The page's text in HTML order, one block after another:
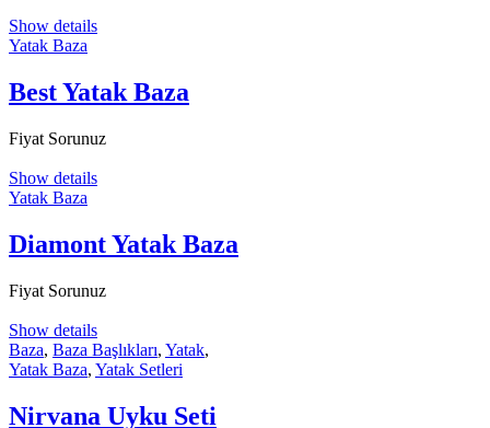
Show details
Yatak Baza
Best Yatak Baza
Fiyat Sorunuz
Show details
Yatak Baza
Diamont Yatak Baza
Fiyat Sorunuz
Show details
Baza, Baza Başlıkları, Yatak,
Yatak Baza, Yatak Setleri
Nirvana Uyku Seti